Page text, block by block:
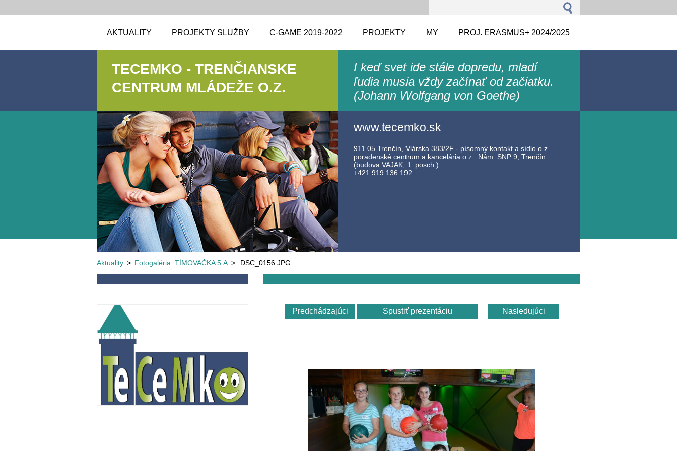
AKTUALITY PROJEKTY SLUŽBY C-GAME 2019-2022 PROJEKTY MY PROJ. ERASMUS+ 2024/2025
TECEMKO - TRENČIANSKE
CENTRUM MLÁDEŽE O.Z.
I keď svet ide stále dopredu, mladí
ľudia musia vždy začínať od začiatku.
(Johann Wolfgang von Goethe)
www.tecemko.sk
911 05 Trenčín, Vlárska 383/2F - písomný kontakt a sídlo o.z.
poradenské centrum a kancelária o.z.: Nám. SNP 9, Trenčín
(budova VAJAK, 1. posch.)
+421 919 136 192
Aktuality > Fotogaléria: TÍMOVAČKA 5.A > DSC_0156.JPG
Predchádzajúci Spustiť prezentáciu Nasledujúci